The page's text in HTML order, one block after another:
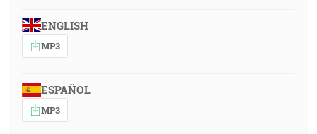
ENGLISH
MP3
ESPAÑOL
MP3